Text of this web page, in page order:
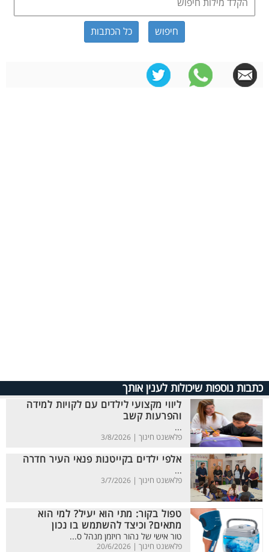
כל הכתבות
כתבות נוספות שיכולות לענין אותך
ליווי מקצועי לילדים עם לקויות למידה
והפרעות קשב
...
פלאשנט חינוך | 3/8/2026
אלפי ילדים בקייטנות פנאי העיר חדרה
...
פלאשנט חינוך | 3/7/2026
טפול בקור: מתי הוא יעיל? למי הוא
מתאים? וכיצד להשתמש בו נכון
טור אישי של נהור רויזמן מנהל ס...
פלאשנט חינוך | 20/6/2026